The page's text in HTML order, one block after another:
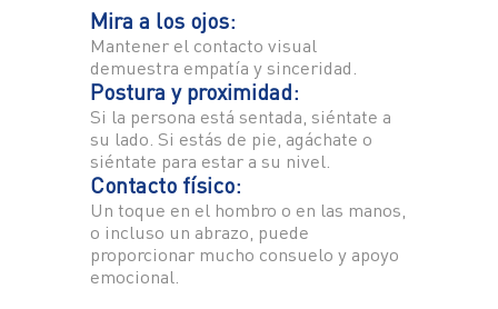
Mira a los ojos:
Mantener el contacto visual
demuestra empatía y sinceridad.
Postura y proximidad:
Si la persona está sentada, siéntate a
su lado. Si estás de pie, agáchate o
siéntate para estar a su nivel.
Contacto físico:
Un toque en el hombro o en las manos,
o incluso un abrazo, puede
proporcionar mucho consuelo y apoyo
emocional.